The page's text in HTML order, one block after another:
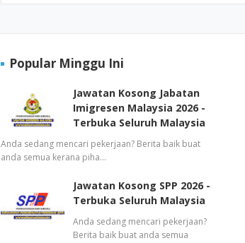
Popular Minggu Ini
Jawatan Kosong Jabatan
Imigresen Malaysia 2026 -
Terbuka Seluruh Malaysia
Anda sedang mencari pekerjaan? Berita baik buat
anda semua kerana piha…
Jawatan Kosong SPP 2026 -
Terbuka Seluruh Malaysia
Anda sedang mencari pekerjaan?
Berita baik buat anda semua